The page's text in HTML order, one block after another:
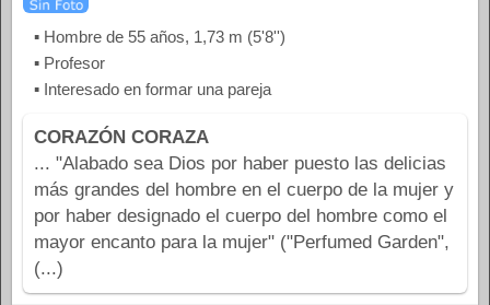
▪ Hombre de 55 años, 1,73 m (5'8'')
▪ Profesor
▪ Interesado en formar una pareja
CORAZÓN CORAZA
... "Alabado sea Dios por haber puesto las delicias
más grandes del hombre en el cuerpo de la mujer y
por haber designado el cuerpo del hombre como el
mayor encanto para la mujer" ("Perfumed Garden",
(...)